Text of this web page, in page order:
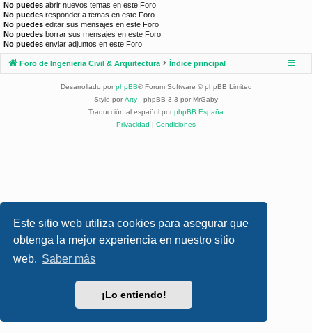
Este sitio web utiliza cookies para asegurar que
obtenga la mejor experiencia en nuestro sitio
web. Saber más
¡Lo entiendo!
No puedes abrir nuevos temas en este Foro
No puedes responder a temas en este Foro
No puedes editar sus mensajes en este Foro
No puedes borrar sus mensajes en este Foro
No puedes enviar adjuntos en este Foro
Foro de Ingenieria Civil & Arquitectura Índice principal
Desarrollado por phpBB® Forum Software © phpBB Limited
Style por Arty - phpBB 3.3 por MrGaby
Traducción al español por phpBB España
Privacidad | Condiciones